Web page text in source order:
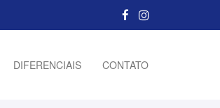
DIFERENCIAIS CONTATO